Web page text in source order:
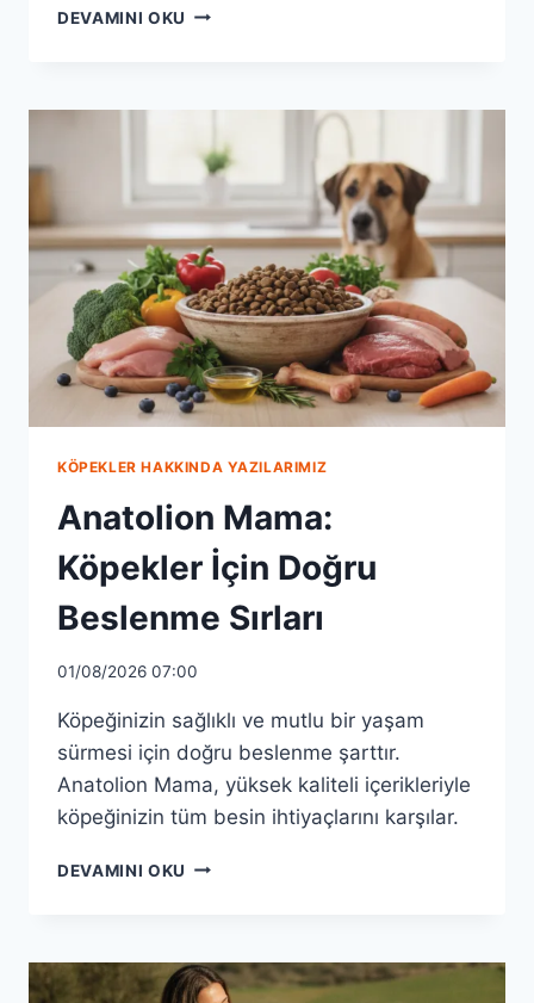
DEVAMINI OKU ANATOLION
YAŞAM
MAKSIMIZE
EDIN
KÖPEKLER HAKKINDA YAZILARIMIZ
Anatolion Mama:
Köpekler İçin Doğru
Beslenme Sırları
01/08/2026 07:00
Köpeğinizin sağlıklı ve mutlu bir yaşam
sürmesi için doğru beslenme şarttır.
Anatolion Mama, yüksek kaliteli içerikleriyle
köpeğinizin tüm besin ihtiyaçlarını karşılar.
DEVAMINI OKU ANATOLION
DOĞRU
BESLENME